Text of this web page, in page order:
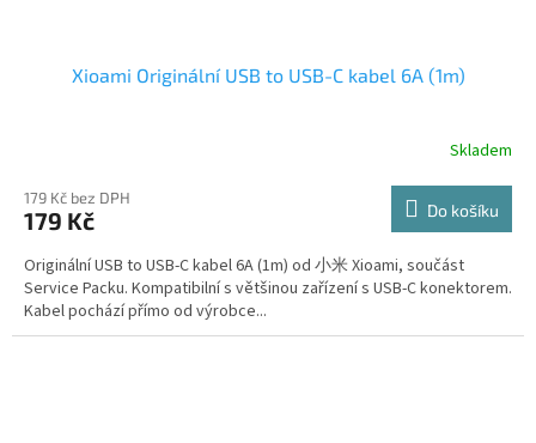
Xioami Originální USB to USB-C kabel 6A (1m)
Skladem
179 Kč bez DPH
179 Kč Do košíku
Originální USB to USB-C kabel 6A (1m) od 小米 Xioami, součást
Service Packu. Kompatibilní s většinou zařízení s USB-C konektorem.
Kabel pochází přímo od výrobce...